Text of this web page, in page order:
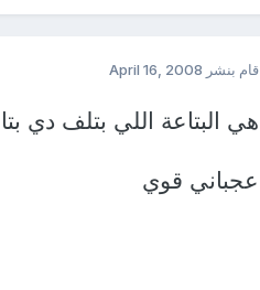
قام بنشر April 16, 2008
هي البتاعة اللي بتلف دي
عجباني قوي